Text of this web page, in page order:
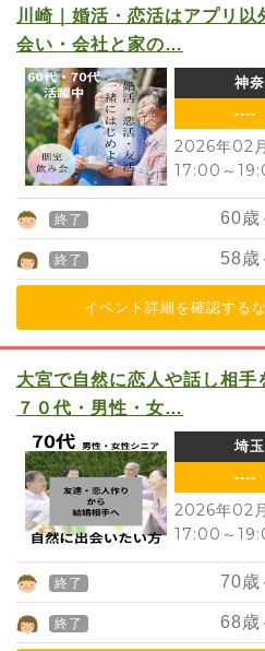
川崎｜婚活・恋活はアプリ
会い・会社と家の…
神奈
----
2026年02
17:00 ～
終了 60歳
終了 58歳
イベント詳細を確認する
大宮で自然に恋人や話し相手
７０代・男性・女…
埼玉
----
2026年02
17:00 ～
終了 70歳
終了 68歳